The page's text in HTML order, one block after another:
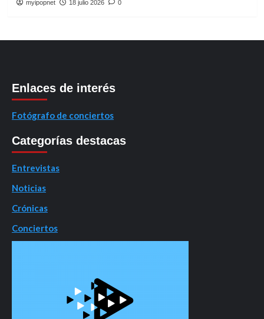
myipopnet 18 julio 2026 0
Enlaces de interés
Fotógrafo de conciertos
Categorías destacas
Entrevistas
Noticias
Crónicas
Conciertos